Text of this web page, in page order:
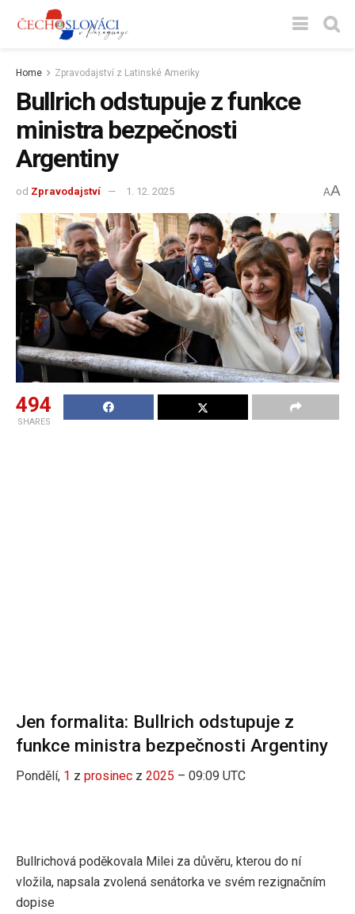
Home Zpravodajství z Latinské Ameriky
Bullrich odstupuje z funkce
ministra bezpečnosti
Argentiny
od Zpravodajství 1. 12. 2025 AA
494
SHARES
Jen formalita: Bullrich odstupuje z
funkce ministra bezpečnosti Argentiny
Pondělí, 1 z prosinec z 2025 – 09:09 UTC
Bullrichová poděkovala Milei za důvěru, kterou do ní
vložila, napsala zvolená senátorka ve svém rezignačním
dopise